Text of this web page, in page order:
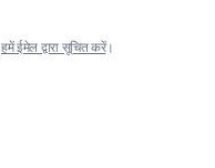
हमें ईमेल द्वारा सूचित करें।